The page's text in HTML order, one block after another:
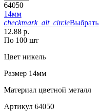
64050
14мм
checkmark_alt_circleВыбрать
12.88 р.
По 100 шт
Цвет никель
Размер 14мм
Материал цветной металл
Артикул 64050